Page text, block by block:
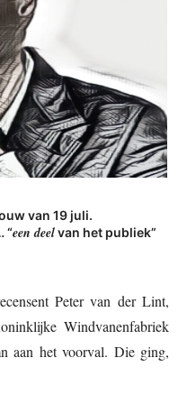
van 19 juli.
“een deelvan het publiek”
Peter van der Lint,
Windvanenfabriek
aan het voorval. Die ging,